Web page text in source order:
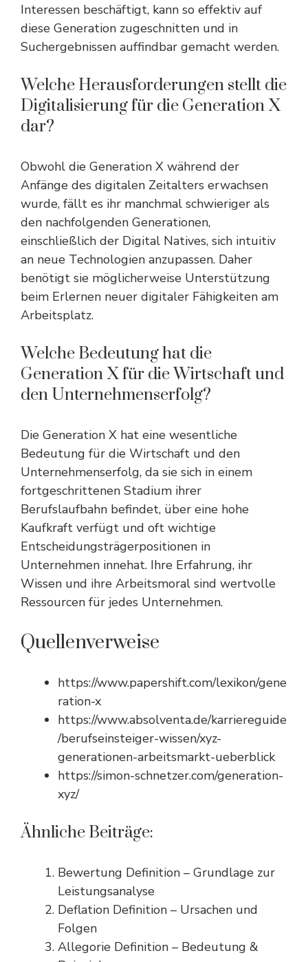
Interessen beschäftigt, kann so effektiv auf
diese Generation zugeschnitten und in
Suchergebnissen auffindbar gemacht werden.
Welche Herausforderungen stellt die
Digitalisierung für die Generation X
dar?
Obwohl die Generation X während der
Anfänge des digitalen Zeitalters erwachsen
wurde, fällt es ihr manchmal schwieriger als
den nachfolgenden Generationen,
einschließlich der Digital Natives, sich intuitiv
an neue Technologien anzupassen. Daher
benötigt sie möglicherweise Unterstützung
beim Erlernen neuer digitaler Fähigkeiten am
Arbeitsplatz.
Welche Bedeutung hat die
Generation X für die Wirtschaft und
den Unternehmenserfolg?
Die Generation X hat eine wesentliche
Bedeutung für die Wirtschaft und den
Unternehmenserfolg, da sie sich in einem
fortgeschrittenen Stadium ihrer
Berufslaufbahn befindet, über eine hohe
Kaufkraft verfügt und oft wichtige
Entscheidungsträgerpositionen in
Unternehmen innehat. Ihre Erfahrung, ihr
Wissen und ihre Arbeitsmoral sind wertvolle
Ressourcen für jedes Unternehmen.
Quellenverweise
https://www.papershift.com/lexikon/gene
ration-x
https://www.absolventa.de/karriereguide
/berufseinsteiger-wissen/xyz-
generationen-arbeitsmarkt-ueberblick
https://simon-schnetzer.com/generation-
xyz/
Ähnliche Beiträge:
Bewertung Definition – Grundlage zur
Leistungsanalyse
Deflation Definition – Ursachen und
Folgen
Allegorie Definition – Bedeutung &